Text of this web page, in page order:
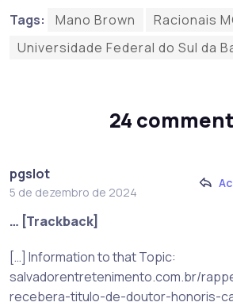
Tags: Mano Brown
Racionais
Universidade Federal do Sul da
24
pgslot
5 de dezembro de 2024
… [Trackback]
[…] Information to that Topic:
salvadorentretenimento.com.br/
recebera-titulo-de-doutor-honoris-